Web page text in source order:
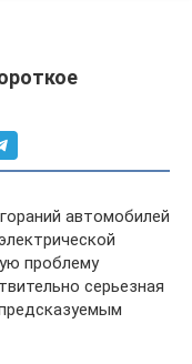
автомобилей
проблему
серьезная